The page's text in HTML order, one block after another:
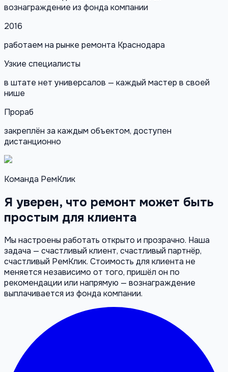
вознаграждение из фонда компании
2016
работаем на рынке ремонта Краснодара
Узкие специалисты
в штате нет универсалов — каждый мастер в своей
нише
Прораб
закреплён за каждым объектом, доступен
дистанционно
Команда РемКлик
Я уверен, что ремонт может быть
простым для клиента
Мы настроены работать открыто и прозрачно. Наша
задача — счастливый клиент, счастливый партнёр,
счастливый РемКлик. Стоимость для клиента не
меняется независимо от того, пришёл он по
рекомендации или напрямую — вознаграждение
выплачивается из фонда компании.